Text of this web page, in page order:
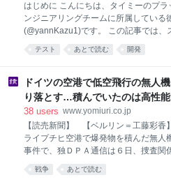
どん増えてって、SNSとか見てて妹み
ってた。 私はちいさくなくてかわいく
闘能力高くて、バリキ
はじめに こんにちは、タイミーのプラ
ンジニアリングチームに所属している
(@yannKazu1)です。 この記事では、
ービス「タイミー」のバックエンド（
Datadog Test Impact Analysis（TIA）
ついて紹介します。 なお、バックエ
リケーションなので、テストフレーム
を前提として話を進めます。 サービス
きますよね。開発者が増えればPRの数
ち時間がボトルネックになってくるの
るな課題だと思います。同じような悩
チームの参考になれば嬉しいです。 背
テスト あとで読む 開発
ドイツの空港で低空飛行の無人
り落とす…積んでいたのは高性
38 users www.yomiuri.co.jp
【読売新聞】 【ベルリン＝工藤彩香
ライプチヒ空港で爆発物を積んだ無人
事件で、独ＤＰＡ通信は６日、捜査関
て、爆発物は軍などで使用される高性
ク爆弾だったと報じた。独連邦検察庁
戦争 あとで読む